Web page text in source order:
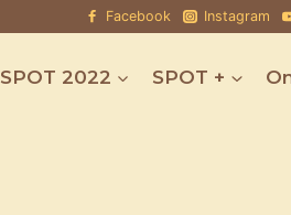
Facebook Instagram
SPOT 2022 SPOT +